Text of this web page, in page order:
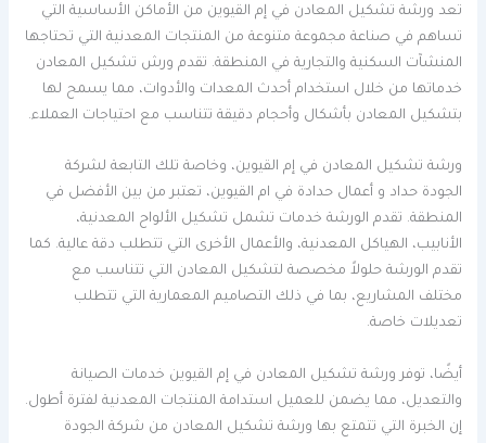
تعد ورشة تشكيل المعادن في إم القيوين من الأماكن الأساسية التي
تساهم في صناعة مجموعة متنوعة من المنتجات المعدنية التي تحتاجها
المنشآت السكنية والتجارية في المنطقة. تقدم ورش تشكيل المعادن
خدماتها من خلال استخدام أحدث المعدات والأدوات، مما يسمح لها
بتشكيل المعادن بأشكال وأحجام دقيقة تتناسب مع احتياجات العملاء.
ورشة تشكيل المعادن في إم القيوين، وخاصة تلك التابعة لشركة
الجودة حداد و أعمال حدادة في ام القيوين، تعتبر من بين الأفضل في
المنطقة. تقدم الورشة خدمات تشمل تشكيل الألواح المعدنية،
الأنابيب، الهياكل المعدنية، والأعمال الأخرى التي تتطلب دقة عالية. كما
تقدم الورشة حلولاً مخصصة لتشكيل المعادن التي تتناسب مع
مختلف المشاريع، بما في ذلك التصاميم المعمارية التي تتطلب
تعديلات خاصة.
أيضًا، توفر ورشة تشكيل المعادن في إم القيوين خدمات الصيانة
والتعديل، مما يضمن للعميل استدامة المنتجات المعدنية لفترة أطول.
إن الخبرة التي تتمتع بها ورشة تشكيل المعادن من شركة الجودة